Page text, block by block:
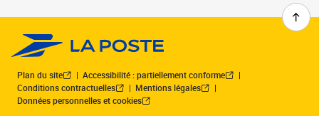
Plan du site
Accessibilité : partiellement conforme
Conditions contractuelles
Mentions légales
Données personnelles et cookies